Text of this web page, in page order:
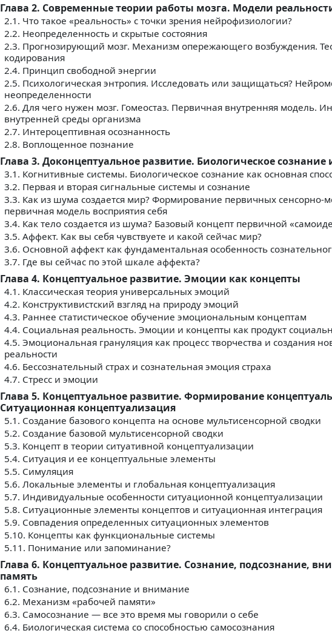
Глава 2. Современные теории работы мозга. Модели
2.1. Что такое «реальность» с точки зрения нейрофизиологии?
2.2. Неопределенность и скрытые состояния
2.3. Прогнозирующий мозг. Механизм опережающего возбуждения.
кодирования
2.4. Принцип свободной энергии
2.5. Психологическая энтропия. Исследовать или защищаться?
неопределенности
2.6. Для чего нужен мозг. Гомеостаз. Первичная внутренняя модель.
внутренней среды организма
2.7. Интероцептивная осознанность
2.8. Воплощенное познание
Глава 3. Доконцептуальное развитие. Биологическое сознание
3.1. Когнитивные системы. Биологическое сознание как основная
3.2. Первая и вторая сигнальные системы и сознание
3.3. Как из шума создается мир? Формирование первичных сенсорно-
первичная модель восприятия себя
3.4. Как тело создается из шума? Базовый концепт первичной
3.5. Аффект. Как вы себя чувствуете и какой сейчас мир?
3.6. Основной аффект как фундаментальная особенность
3.7. Где вы сейчас по этой шкале аффекта?
Глава 4. Концептуальное развитие. Эмоции как концепты
4.1. Классическая теория универсальных эмоций
4.2. Конструктивистский взгляд на природу эмоций
4.3. Раннее статистическое обучение эмоциональным концептам
4.4. Социальная реальность. Эмоции и концепты как продукт
4.5. Эмоциональная грануляция как процесс творчества и создания
реальности
4.6. Бессознательный страх и сознательная эмоция страха
4.7. Стресс и эмоции
Глава 5. Концептуальное развитие. Формирование
Ситуационная концептуализация
5.1. Создание базового концепта на основе мультисенсорной сводки
5.2. Создание базовой мультисенсорной сводки
5.3. Концепт в теории ситуативной концептуализации
5.4. Ситуация и ее концептуальные элементы
5.5. Симуляция
5.6. Локальные элементы и глобальная концептуализация
5.7. Индивидуальные особенности ситуационной концептуализации
5.8. Ситуационные элементы концептов и ситуационная интеграция
5.9. Совпадения определенных ситуационных элементов
5.10. Концепты как функциональные системы
5.11. Понимание или запоминание?
Глава 6. Концептуальное развитие. Сознание, подсознание,
память
6.1. Сознание, подсознание и внимание
6.2. Механизм «рабочей памяти»
6.3. Самосознание — все это время мы говорили о себе
6.4. Биологическая система со способностью самосознания